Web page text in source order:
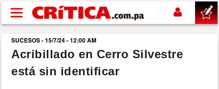
Pasar al contenido principal
buscar
SUCESOS
SUCESOS - 15/7/24 - 12:00 AM
Acribillado en Cerro Silvestre
está sin identificar